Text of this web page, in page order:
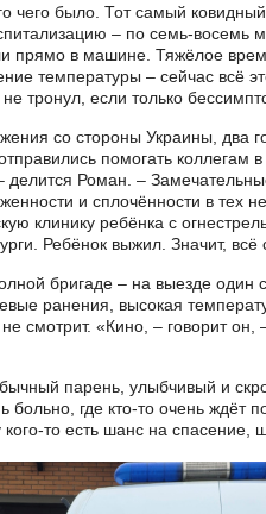
чего было. Тот самый
– по семь-
прямо в машине. Тяжёлое
температуры – сейчас всё
тронул, если только
со стороны Украины, два
помогать коллегам
делится Роман. –
и сплочённости в тех
клинику ребёнка с
Ребёнок выжил. Значит, всё
бригаде – на выезде один
ранения, высокая
смотрит. «Кино, – говорит он,
парень, улыбчивый и
больно, где кто-то очень ждёт
то есть шанс на спасение,